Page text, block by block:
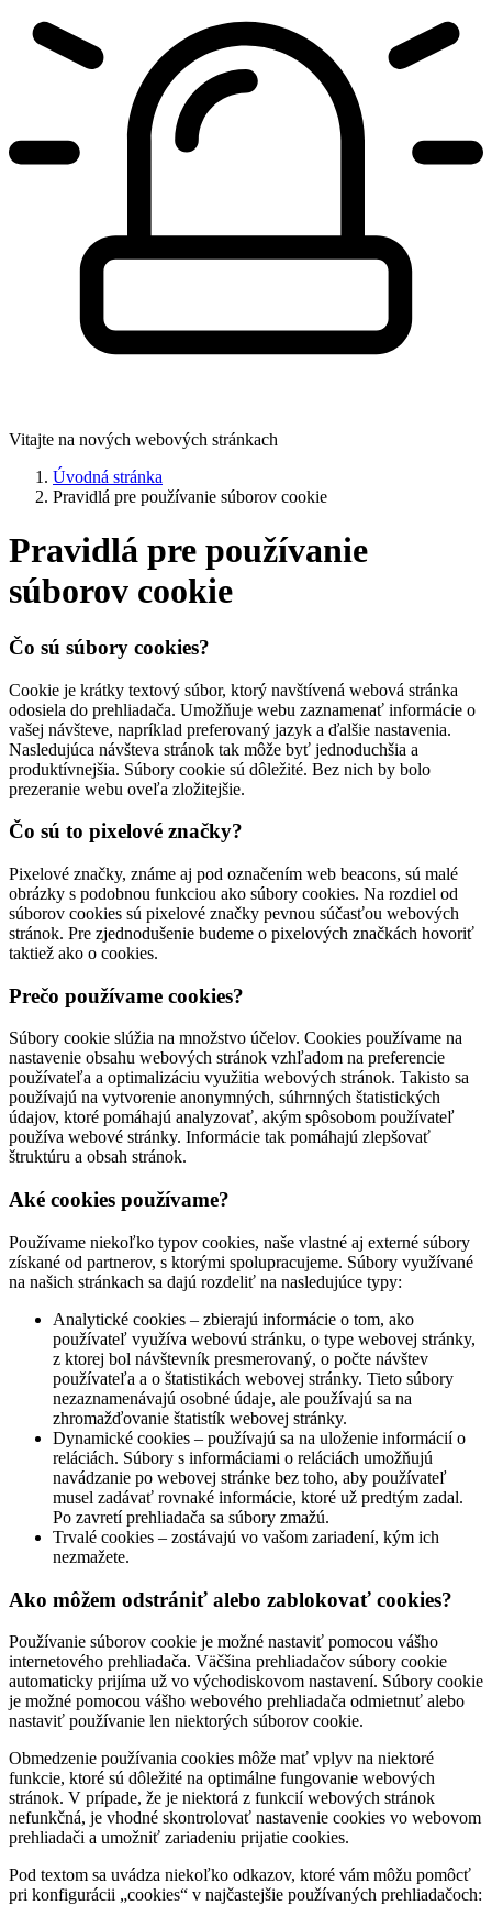
Vitajte na nových webových stránkach
Úvodná stránka
Pravidlá pre používanie súborov cookie
Pravidlá pre používanie
súborov cookie
Čo sú súbory cookies?
Cookie je krátky textový súbor, ktorý navštívená webová stránka
odosiela do prehliadača. Umožňuje webu zaznamenať informácie o
vašej návšteve, napríklad preferovaný jazyk a ďalšie nastavenia.
Nasledujúca návšteva stránok tak môže byť jednoduchšia a
produktívnejšia. Súbory cookie sú dôležité. Bez nich by bolo
prezeranie webu oveľa zložitejšie.
Čo sú to pixelové značky?
Pixelové značky, známe aj pod označením web beacons, sú malé
obrázky s podobnou funkciou ako súbory cookies. Na rozdiel od
súborov cookies sú pixelové značky pevnou súčasťou webových
stránok. Pre zjednodušenie budeme o pixelových značkách hovoriť
taktiež ako o cookies.
Prečo používame cookies?
Súbory cookie slúžia na množstvo účelov. Cookies používame na
nastavenie obsahu webových stránok vzhľadom na preferencie
používateľa a optimalizáciu využitia webových stránok. Takisto sa
používajú na vytvorenie anonymných, súhrnných štatistických
údajov, ktoré pomáhajú analyzovať, akým spôsobom používateľ
používa webové stránky. Informácie tak pomáhajú zlepšovať
štruktúru a obsah stránok.
Aké cookies používame?
Používame niekoľko typov cookies, naše vlastné aj externé súbory
získané od partnerov, s ktorými spolupracujeme. Súbory využívané
na našich stránkach sa dajú rozdeliť na nasledujúce typy:
Analytické cookies – zbierajú informácie o tom, ako
používateľ využíva webovú stránku, o type webovej stránky,
z ktorej bol návštevník presmerovaný, o počte návštev
používateľa a o štatistikách webovej stránky. Tieto súbory
nezaznamenávajú osobné údaje, ale používajú sa na
zhromažďovanie štatistík webovej stránky.
Dynamické cookies – používajú sa na uloženie informácií o
reláciách. Súbory s informáciami o reláciách umožňujú
navádzanie po webovej stránke bez toho, aby používateľ
musel zadávať rovnaké informácie, ktoré už predtým zadal.
Po zavretí prehliadača sa súbory zmažú.
Trvalé cookies – zostávajú vo vašom zariadení, kým ich
nezmažete.
Ako môžem odstrániť alebo zablokovať cookies?
Používanie súborov cookie je možné nastaviť pomocou vášho
internetového prehliadača. Väčšina prehliadačov súbory cookie
automaticky prijíma už vo východiskovom nastavení. Súbory cookie
je možné pomocou vášho webového prehliadača odmietnuť alebo
nastaviť používanie len niektorých súborov cookie.
Obmedzenie používania cookies môže mať vplyv na niektoré
funkcie, ktoré sú dôležité na optimálne fungovanie webových
stránok. V prípade, že je niektorá z funkcií webových stránok
nefunkčná, je vhodné skontrolovať nastavenie cookies vo webovom
prehliadači a umožniť zariadeniu prijatie cookies.
Pod textom sa uvádza niekoľko odkazov, ktoré vám môžu pomôcť
pri konfigurácii „cookies“ v najčastejšie používaných prehliadačoch: